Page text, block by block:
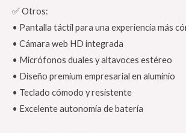
✅ Otros:
• Pantalla táctil para una experiencia más
• Cámara web HD integrada
• Micrófonos duales y altavoces estéreo
• Diseño premium empresarial en aluminio
• Teclado cómodo y resistente
• Excelente autonomía de batería